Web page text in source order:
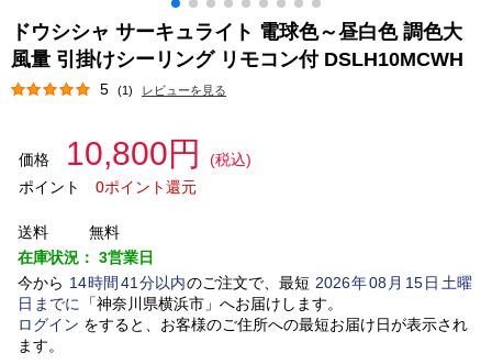
ドウシシャ サーキュライト 電球色～昼白色 調色大
風量 引掛けシーリング リモコン付 DSLH10MCWH
5 (1) レビューを見る
価格 10,800円
(税込)
ポイント
0ポイント還元
送料
無料
在庫状況： 3営業日
今から 14時間 41 分以内のご注文で、最短 2026年08 月 15日土曜
日 までに 「神奈川県横浜市」 へお届けします。
ログイン をすると、お客様のご住所への最短お届け日が表示され
ます。